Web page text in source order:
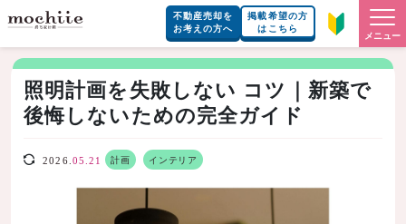
不動産売却を
お考えの方へ
掲載希望の方
はこちら
メニュー
照明計画を失敗しない コツ｜新築で
後悔しないための完全ガイド
2026. 05.21 計画 インテリア